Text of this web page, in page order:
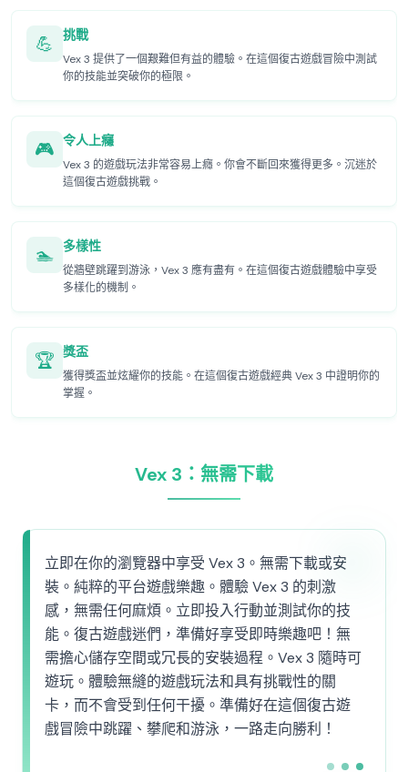
💪 挑戰
Vex 3 提供了一個艱難但有益的體驗。在這個復古遊戲冒險中測試
你的技能並突破你的極限。
🎮 令人上癮
Vex 3 的遊戲玩法非常容易上癮。你會不斷回來獲得更多。沉迷於
這個復古遊戲挑戰。
🏊 多樣性
從牆壁跳躍到游泳，Vex 3 應有盡有。在這個復古遊戲體驗中享受
多樣化的機制。
🏆 獎盃
獲得獎盃並炫耀你的技能。在這個復古遊戲經典 Vex 3 中證明你的
掌握。
Vex 3：無需下載
立即在你的瀏覽器中享受 Vex 3。無需下載或安
裝。純粹的平台遊戲樂趣。體驗 Vex 3 的刺激
感，無需任何麻煩。立即投入行動並測試你的技
能。復古遊戲迷們，準備好享受即時樂趣吧！無
需擔心儲存空間或冗長的安裝過程。Vex 3 隨時可
遊玩。體驗無縫的遊戲玩法和具有挑戰性的關
卡，而不會受到任何干擾。準備好在這個復古遊
戲冒險中跳躍、攀爬和游泳，一路走向勝利！